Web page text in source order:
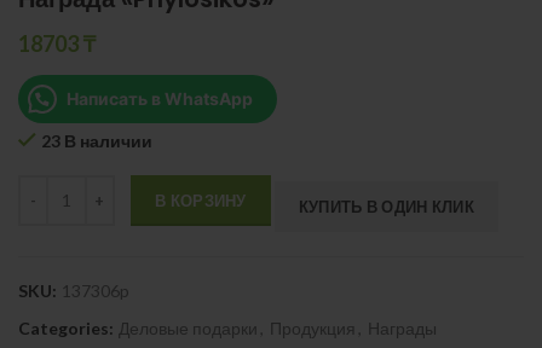
18703₸
Написать в WhatsApp
23 В наличии
В КОРЗИНУ КУПИТЬ В ОДИН КЛИК
SKU: 137306p
Categories: Деловые подарки Продукция Награды